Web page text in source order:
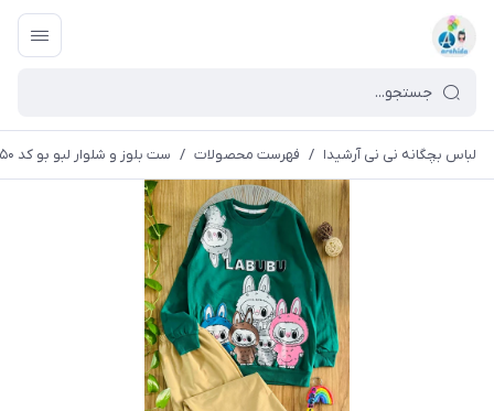
لباس بچگانه نی نی آرشیدا / فهرست محصولات / ست بلوز و شلوار لبو بو کد ۲۳۵۰